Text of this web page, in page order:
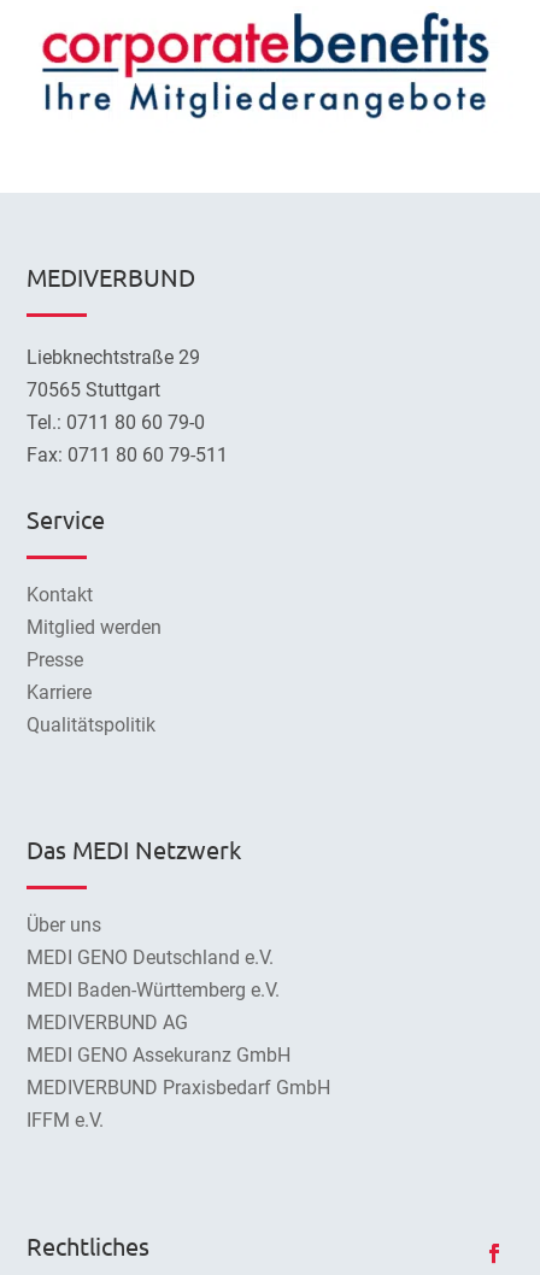
MEDIVERBUND
Liebknechtstraße 29
70565 Stuttgart
Tel.: 0711 80 60 79-0
Fax: 0711 80 60 79-511
Service
Kontakt
Mitglied werden
Presse
Karriere
Qualitätspolitik
Das MEDI Netzwerk
Über uns
MEDI GENO Deutschland e.V.
MEDI Baden-Württemberg e.V.
MEDIVERBUND AG
MEDI GENO Assekuranz GmbH
MEDIVERBUND Praxisbedarf GmbH
IFFM e.V.
Rechtliches